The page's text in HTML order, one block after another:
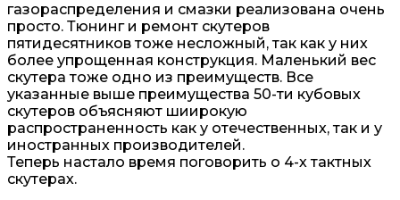
газораспределения и смазки реализована очень
просто. Тюнинг и ремонт скутеров
пятидесятников тоже несложный, так как у них
более упрощенная конструкция. Маленький вес
скутера тоже одно из преимуществ. Все
указанные выше преимущества 50-ти кубовых
скутеров объясняют шиирокую
распространенность как у отечественных, так и у
иностранных производителей.
Теперь настало время поговорить о 4-х тактных
скутерах.